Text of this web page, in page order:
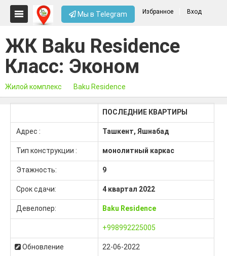
Мы в Telegram Избранное Вход
ЖК Baku Residence
Класс: Эконом
Жилой комплекс Baku Residence
ПОСЛЕДНИЕ КВАРТИРЫ
Адрес : Ташкент, Яшнабад
Тип конструкции : монолитный каркас
Этажность: 9
Срок сдачи: 4 квартал 2022
Девелопер: Baku Residence
+998992225005
Обновление 22-06-2022